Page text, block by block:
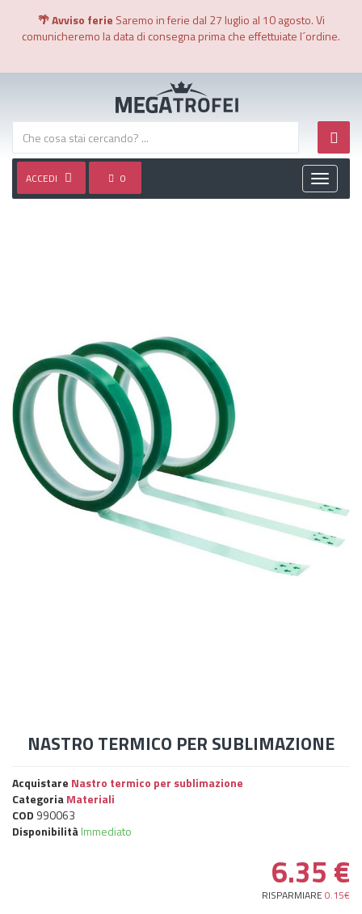
🌴 Avviso ferie Saremo in ferie dal 27 luglio al 10 agosto. Vi
comunicheremo la data di consegna prima che effettuiate l´ordine.
ACCEDI 0
Toggle
NASTRO TERMICO PER SUBLIMAZIONE
Acquistare Nastro termico per sublimazione
CategoriaMateriali
COD 990063
DisponibilitàImmediato
6.35 €
RISPARMIARE 0.15€